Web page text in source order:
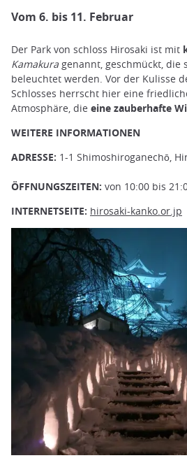
Vom 6. bis 11. Februar
Der Park von schloss Hirosaki ist mit
Kamakura genannt, geschmückt, die
beleuchtet werden. Vor der Kulisse
Schlosses herrscht hier eine
Atmosphäre, die eine zauberhafte
WEITERE INFORMATIONEN
ADRESSE: 1-1 Shimoshiroganechō,
ÖFFNUNGSZEITEN: von 10:00 bis
INTERNETSEITE: hirosaki-kanko.or.jp